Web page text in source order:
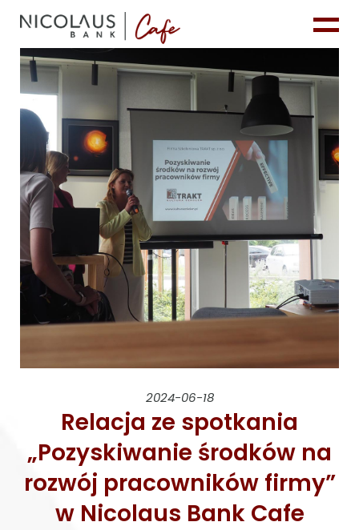
2024-06-18
Relacja ze spotkania
„Pozyskiwanie środków na
rozwój pracowników firmy”
w Nicolaus Bank Cafe